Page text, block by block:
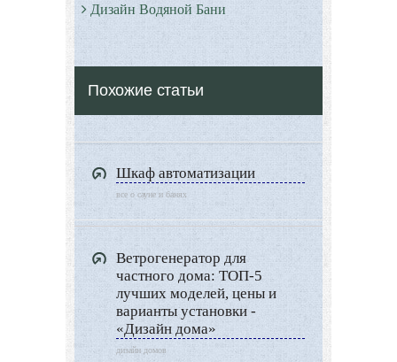
Дизайн Водяной Бани
Римские бани - Термы
Серные бани
Все о Сауне и Банях
Дизайн Саун
Типы Бань
Экстерьер
Архитектура
Дизайн интерьера
Ландшафтный дизайн
LIMITED EDITION
Похожие статьи
Шкаф автоматизации
все о сауне и банях
Ветрогенератор для
частного дома: ТОП-5
лучших моделей, цены и
варианты установки -
«Дизайн дома»
дизайн домов